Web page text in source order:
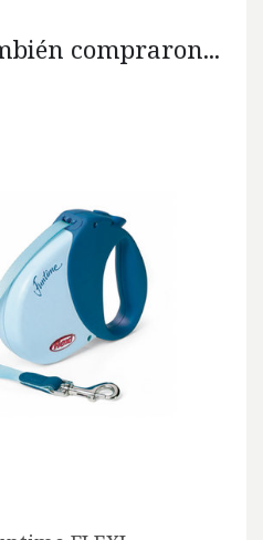
compraron...